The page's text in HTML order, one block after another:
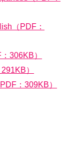
（PDF：
306KB）
）
：309KB）